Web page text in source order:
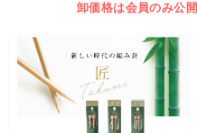
卸価格は会員のみ公開